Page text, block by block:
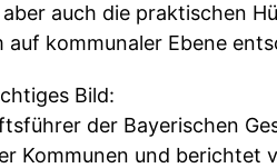
auch die praktischen
kommunaler Ebene
Bild:
der Bayerischen
Kommunen und berichtet